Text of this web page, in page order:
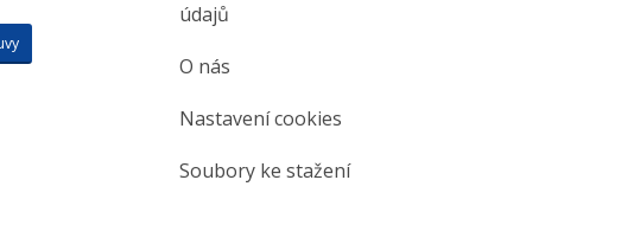
údajů
O nás
Nastavení cookies
Soubory ke stažení